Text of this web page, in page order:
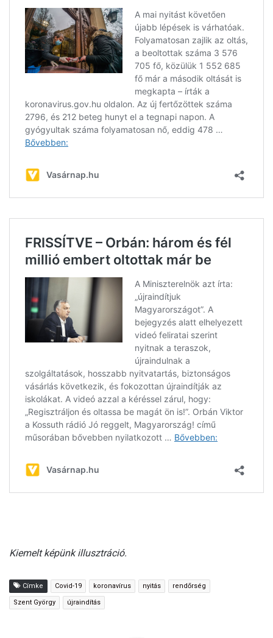
Kiemelt képünk illusztráció.
Címke Covid-19 koronavírus nyitás rendőrség
Szent György újraindítás